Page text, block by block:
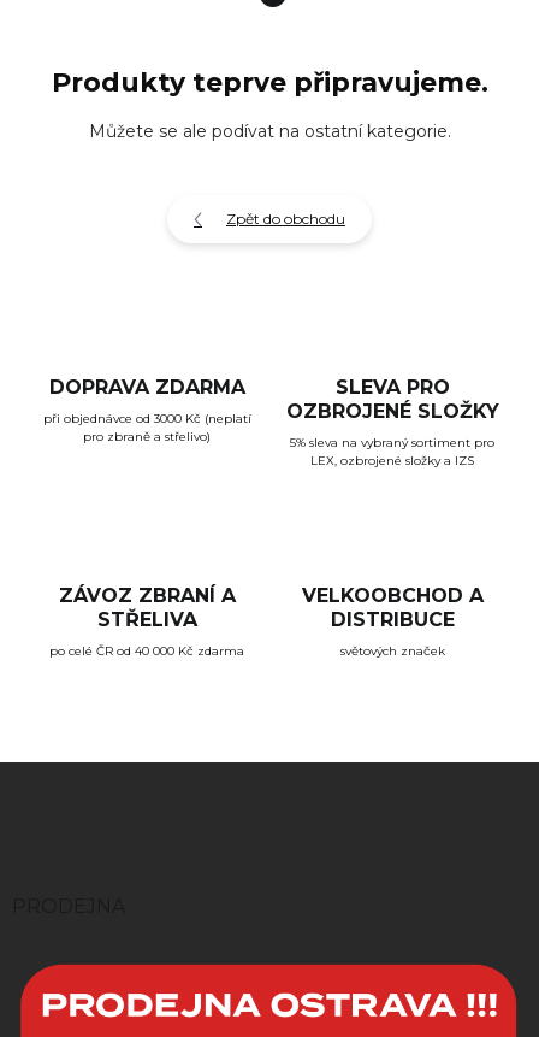
Produkty teprve připravujeme.
Můžete se ale podívat na ostatní kategorie.
Zpět do obchodu
DOPRAVA ZDARMA
při objednávce od 3000 Kč (neplatí
pro zbraně a střelivo)
SLEVA PRO
OZBROJENÉ SLOŽKY
5% sleva na vybraný sortiment pro
LEX, ozbrojené složky a IZS
ZÁVOZ ZBRANÍ A
STŘELIVA
po celé ČR od 40 000 Kč zdarma
VELKOOBCHOD A
DISTRIBUCE
světových značek